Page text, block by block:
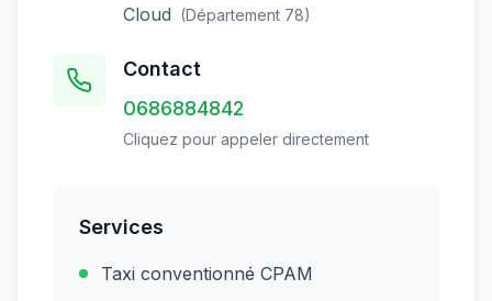
Cloud (Département 78)
Contact
0686884842
Cliquez pour appeler directement
Services
Taxi conventionné CPAM